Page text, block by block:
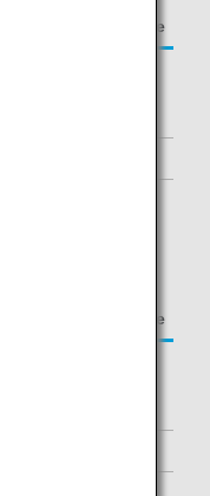
Mileage charge
Weight
45 kg)
Mileage charge